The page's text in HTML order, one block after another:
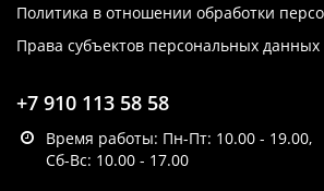
Политика в отношении обработки
Права субъектов персональных данных
+7 910 113 58 58
Время работы: Пн-Пт: 10.00 - 19.00,
Сб-Вс: 10.00 - 17.00